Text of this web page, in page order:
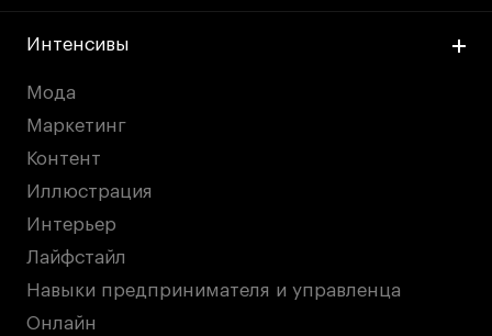
Интенсивы
Мода
Маркетинг
Контент
Иллюстрация
Интерьер
Лайфстайл
Навыки предпринимателя и управленца
Онлайн